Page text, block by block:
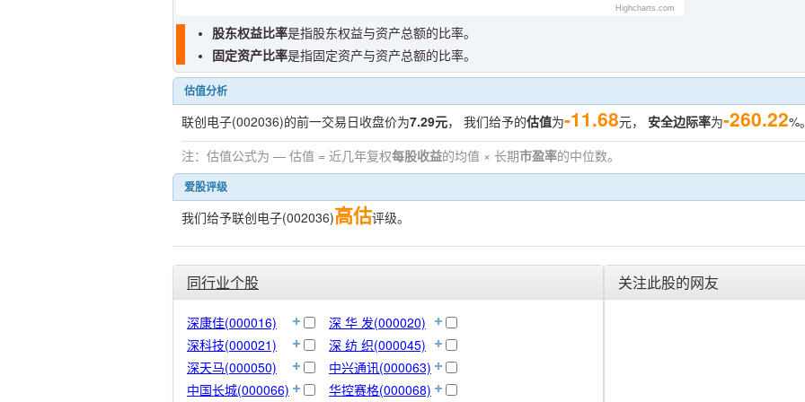
Highcharts.com
股东权益比率是指股东权益与资产总额的比率。
固定资产比率是指固定资产与资产总额的比率。
估值分析
联创电子(002036)的前一交易日收盘价为7.29元， 我们给予的估值为-11.68元， 安全边际率为-260.22%
注：估值公式为 — 估值 = 近几年复权每股收益的均值 × 长期市盈率的中位数。
爱股评级
我们给予联创电子(002036)高估评级。
同行业个股
深康佳(000016)
深 华 发(000020)
深科技(000021)
深 纺 织(000045)
深天马(000050)
中兴通讯(000063)
中国长城(000066)
华控赛格(000068)
关注此股的网友